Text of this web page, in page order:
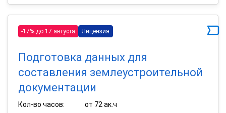
-17% до 17 августа Лицензия
Подготовка данных для
составления землеустроительной
документации
Кол-во часов:
от 72 ак.ч